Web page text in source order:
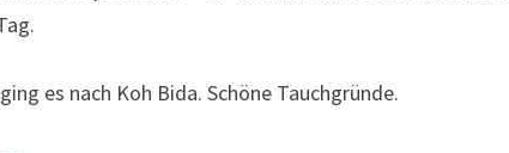
es nach Koh Bida. Schöne Tauchgründe.